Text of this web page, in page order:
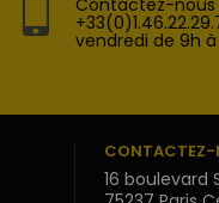
Contactez-nous
vendredi de 9h à
CONTACTEZ-
16 boulevard